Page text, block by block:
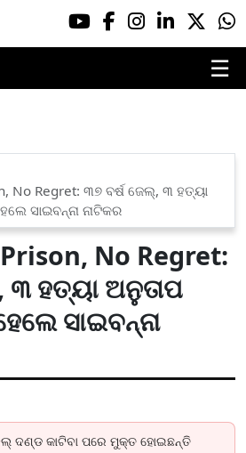
☰
No Regret: ୩୭ ବର୍ଷ ଜେଲ୍, ୩ ହତ୍ୟା
ସାଇବନ୍ନା ନାଟିକର
No Regret:
୩ ହତ୍ୟା ଅନୁତାପ
ସାଇବନ୍ନା
ଦଣ୍ଡ କାଟିବା ପରେ ମୁକ୍ତ ହୋଇଛନ୍ତି